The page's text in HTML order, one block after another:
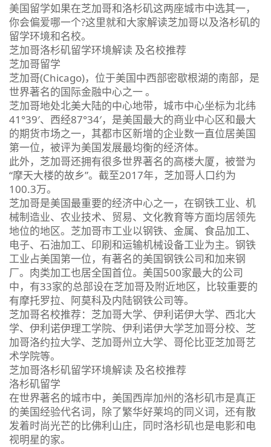
美国留学如果在芝加哥和洛杉矶这两座城市中选其一，
你会偏爱哪一个?这里就和大家解读芝加哥以及洛杉矶的
留学环境和名校。
芝加哥洛杉矶留学环境解读 及名校推荐
芝加哥留学
芝加哥(Chicago)，位于美国中西部密歇根湖的南部，是
世界著名的国际金融中心之一 。
芝加哥地处北美大陆的中心地带，城市中心坐标为北纬
41°39′、西经87°34′，是美国最大的商业中心区和最大
的期货市场之一，其都市区新增的企业数一直位居美国
第一位，被评为美国发展最均衡的经济体。
此外，芝加哥还拥有很多世界著名的高楼大厦，被誉为
“摩天大楼的故乡”。截至2017年，芝加哥人口约为
100.3万。
芝加哥是美国最重要的经济中心之一，在钢铁工业、机
械制造业、农业技术、贸易、文化教育等方面均居领先
地位的地区。芝加哥市工业以钢铁、金属、食品加工、
电子、石油加工、印刷和运输机械设备工业为主。钢铁
工业占美国第一位，有著名的美国钢铁公司和加来钢
厂。肉类加工也居全国首位。美国500家最大的公司
中，有33家的总部设在芝加哥及附近地区，比较重要的
有摩托罗拉、阿莫科及内陆钢铁公司等。
芝加哥名校推荐：芝加哥大学、伊利诺伊大学、西北大
学、伊利诺伊理工学院、伊利诺伊大学芝加哥分校、芝
加哥洛约拉大学、芝加哥州立大学、哥伦比亚芝加哥艺
术学院等。
芝加哥洛杉矶留学环境解读 及名校推荐
洛杉矶留学
在世界著名的城市中，美国西岸加州的洛杉矶市是真正
的美国经验代名词，除了繁华好莱坞的同义词，还有散
发着时尚光芒的比佛利山庄，同时洛杉矶也是电影和电
视明星的家。